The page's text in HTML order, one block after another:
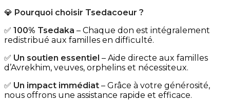
💎 Pourquoi choisir Tsedacoeur ?
✅ 100% Tsedaka – Chaque don est intégralement
redistribué aux familles en difficulté.
✅ Un soutien essentiel – Aide directe aux familles
d’Avrekhim, veuves, orphelins et nécessiteux.
✅ Un impact immédiat – Grâce à votre générosité,
nous offrons une assistance rapide et efficace.